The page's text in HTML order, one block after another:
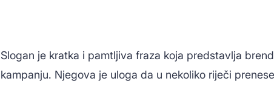
Slogan je kratka i pamtljiva fraza koja predstavlja
kampanju. Njegova je uloga da u nekoliko riječi